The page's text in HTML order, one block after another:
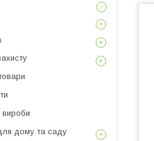
вироби
дому та саду